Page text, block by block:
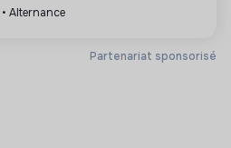
Partenariat sponsorisé
Alternance